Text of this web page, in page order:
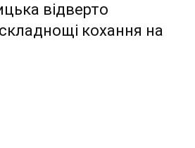
відверто
кохання на